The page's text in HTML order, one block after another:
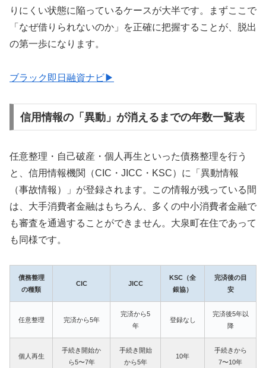
りにくい状態に陥っているケースが大半です。まずここで
「なぜ借りられないのか」を正確に把握することが、脱出
の第一歩になります。
ブラック即日融資ナビ▶
信用情報の「異動」が消えるまでの年数一覧表
任意整理・自己破産・個人再生といった債務整理を行う
と、信用情報機関（CIC・JICC・KSC）に「異動情報
（事故情報）」が登録されます。この情報が残っている間
は、大手消費者金融はもちろん、多くの中小消費者金融で
も審査を通過することができません。大泉町在住であって
も同様です。
債務整理
の種類
CIC JICC
KSC（全
銀協）
完済後の目
安
任意整理 完済から5年
完済から5
年
登録なし
完済後5年以
降
個人再生
手続き開始か
ら5〜7年
手続き開始
から5年
10年
手続きから
7〜10年